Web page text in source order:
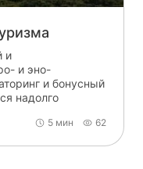
и
и эно-
и бонусный
надолго
5 мин 62